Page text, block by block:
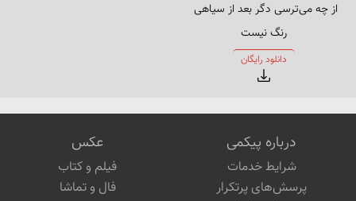
از چه می‌ترسی دگر بعد از سیاهی
رنگ نیست
دانلود رایگان
درباره پیکمی
شرایط خدمات
پرسش‌های پرتکرار
عکس
فیلم و کتاب
فال و تماشا